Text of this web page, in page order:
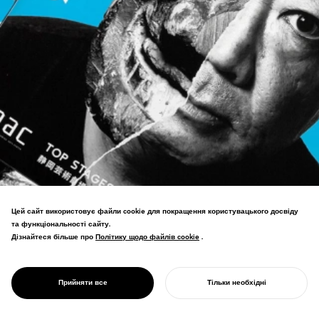
PROJECT
СВІТОВИЙ
ФЕСТИВАЛЬ
ШІДЗУОКА
Logo Design Award: Золото, визнаний
найкращим дизайном логотипу у світі.
Цей сайт використовує файли cookie для покращення користувацького досвіду
та функціональності сайту.
Дізнайтеся більше про Політику щодо файлів cookie
Політику щодо файлів cookie .
Прийняти все Тільки необхідні